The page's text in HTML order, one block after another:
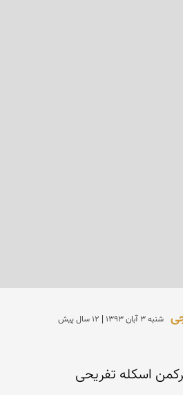
شنبه 3 آبان 1393 | 12 سال پیش
اسکله تفریحی